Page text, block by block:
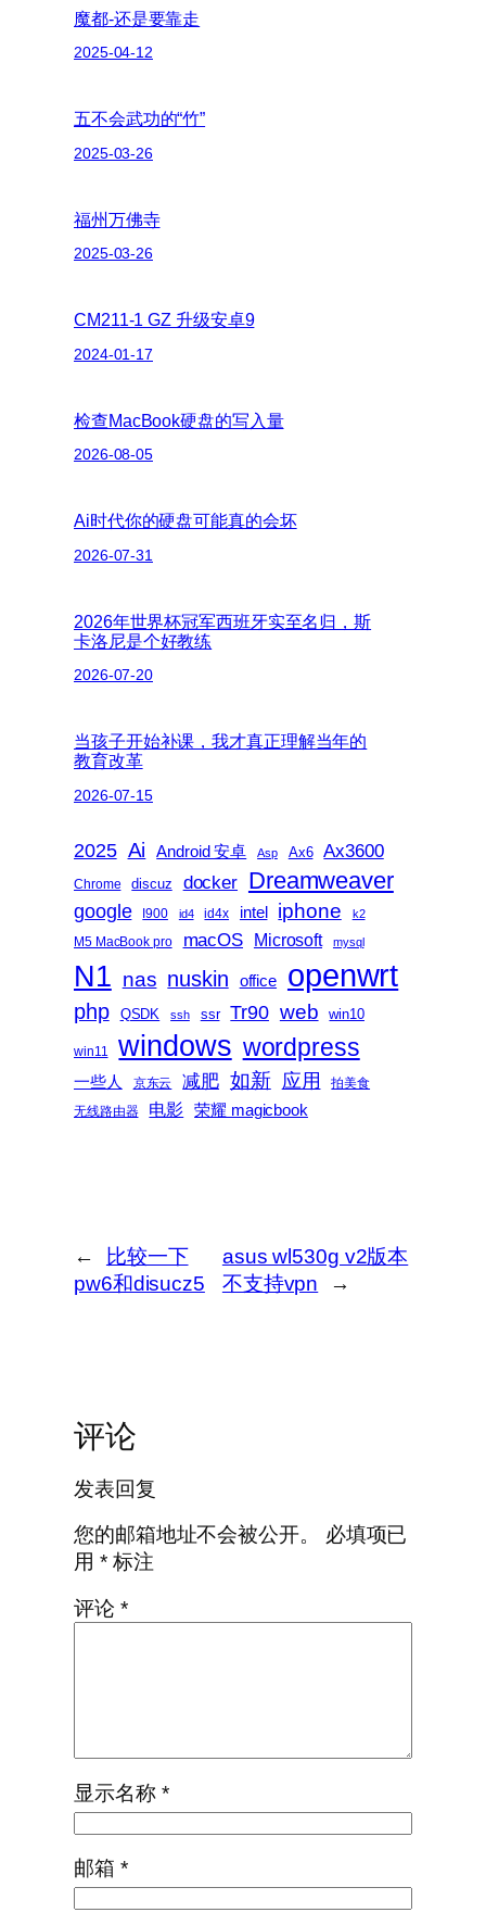
魔都-还是要靠走
2025-04-12
五不会武功的“竹”
2025-03-26
福州万佛寺
2025-03-26
CM211-1 GZ 升级安卓9
2024-01-17
检查MacBook硬盘的写入量
2026-08-05
Ai时代你的硬盘可能真的会坏
2026-07-31
2026年世界杯冠军西班牙实至名归，斯
卡洛尼是个好教练
2026-07-20
当孩子开始补课，我才真正理解当年的
教育改革
2026-07-15
2025 Ai Android 安卓 Asp Ax6 Ax3600
Chrome discuz docker Dreamweaver
google I900 id4 id4x intel iphone k2
M5 MacBook pro macOS Microsoft mysql
N1 nas nuskin office openwrt
php QSDK ssh ssr Tr90 web win10
win11 windows wordpress
一些人 京东云 减肥 如新 应用
拍美食
无线路由器
电影 荣耀 magicbook
←
比较一下
pw6和disucz5
asus wl530g v2版本
不支持vpn
→
评论
发表回复
您的邮箱地址不会被公开。
必填项已
用 *标注
评论 *
显示名称 *
邮箱 *